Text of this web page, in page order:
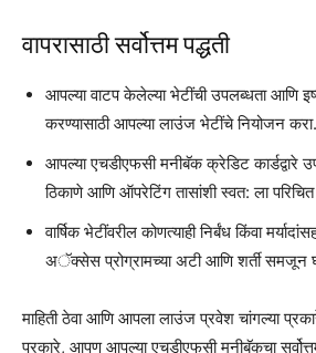
वापरासाठी सर्वोत्तम पद्धती
आपल्या वाटप केलेल्या भेटींची उपलब्धता आणि
करण्यासाठी आपल्या लाउंज भेटींचे नियोजन करा.
आपल्या एचडीएफसी मनीबॅक क्रेडिट
ठिकाणे आणि ऑपरेटिंग तासांशी स्वत: ला
वार्षिक भेटींवरील कोणत्याही निर्बंध किंवा
अॅक्सेस प्रोग्रामच्या अटी आणि शर्ती समजून
माहिती ठेवा आणि आपला लाउंज प्रवेश चांगल्या
प्रकारे, आपण आपल्या एचडीएफसी मनीबॅकचा